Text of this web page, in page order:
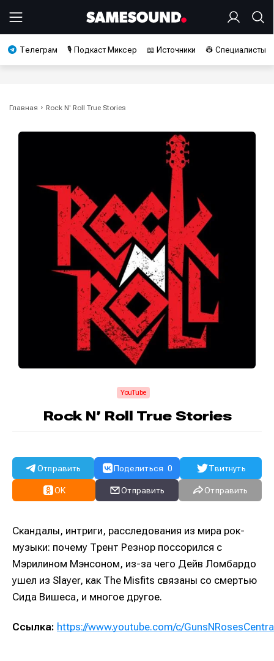
Телеграм 🎙️ Подкаст Миксер 📖 Источники 👷 Специалисты
Главная Rock N' Roll True Stories
YouTube
Rock N’ Roll True Stories
Отправить Поделиться 0 Твитнуть
OK Отправить Отправить
Скандалы, интриги, расследования из мира рок-
музыки: почему Трент Резнор поссорился с
Мэрилином Мэнсоном, из-за чего Дейв Ломбардо
ушел из Slayer, как The Misfits связаны со смертью
Сида Вишеса, и многое другое.
Ссылка: https://www.youtube.com/c/